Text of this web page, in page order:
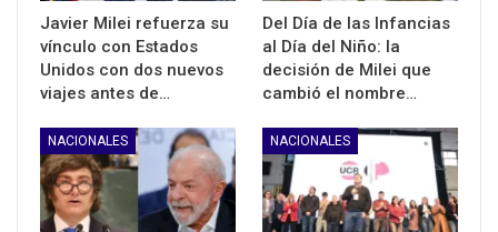
Javier Milei refuerza su
vínculo con Estados
Unidos con dos nuevos
viajes antes de…
Del Día de las Infancias
al Día del Niño: la
decisión de Milei que
cambió el nombre…
NACIONALES NACIONALES